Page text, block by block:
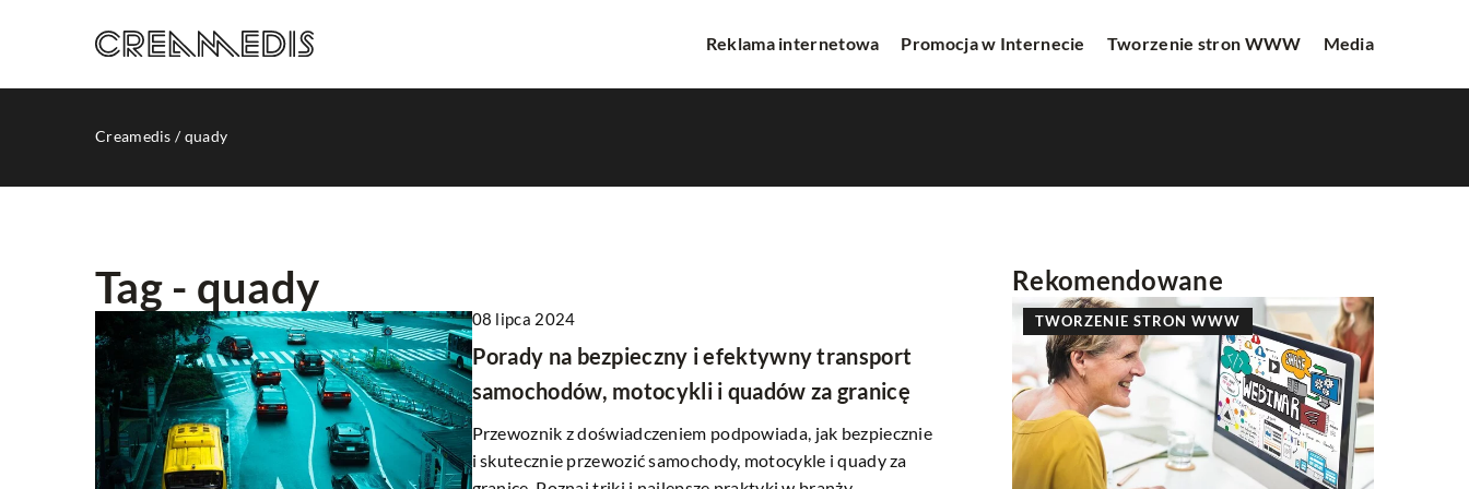
Reklama internetowa Promocja w Internecie Tworzenie stron WWW Media
Creamedis /quady
Tag - quady
08 lipca 2024
Porady na bezpieczny i efektywny transport
samochodów, motocykli i quadów za granicę
Przewoznik z doświadczeniem podpowiada, jak bezpiecznie
i skutecznie przewozić samochody, motocykle i quady za
Rekomendowane
PROMOCJA W INTERNECIE TWORZENIE STRON WWW